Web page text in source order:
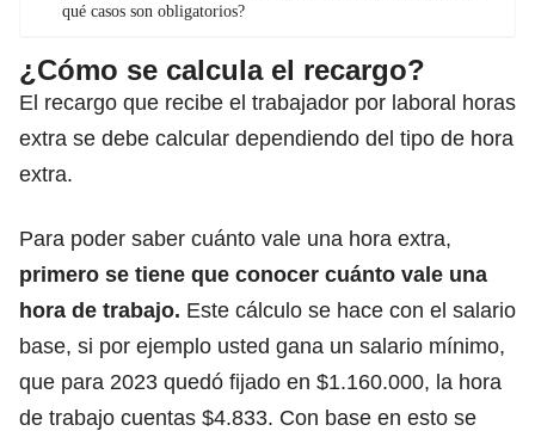
qué casos son obligatorios?
¿Cómo se calcula el recargo?
El recargo que recibe el trabajador por laboral horas
extra se debe calcular dependiendo del tipo de hora
extra.
Para poder saber cuánto vale una hora extra,
primero se tiene que conocer cuánto vale una
hora de trabajo. Este cálculo se hace con el salario
base, si por ejemplo usted gana un salario mínimo,
que para 2023 quedó fijado en $1.160.000, la hora
de trabajo cuentas $4.833. Con base en esto se